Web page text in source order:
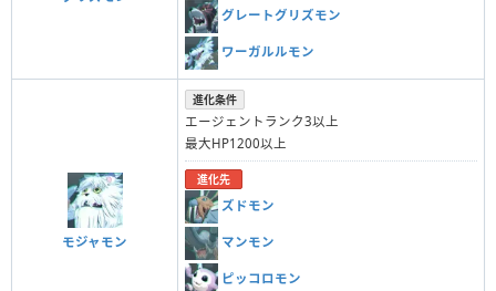
グレートグリズモン
ワーガルルモン
モジャモン
進化条件
エージェントランク3以上
最大HP1200以上
進化先
ズドモン
マンモン
ピッコロモン